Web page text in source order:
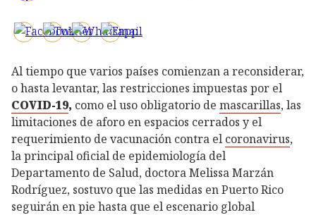
Al tiempo que varios países comienzan a reconsiderar,
o hasta levantar, las restricciones impuestas por el
COVID-19, como el uso obligatorio de mascarillas, las
limitaciones de aforo en espacios cerrados y el
requerimiento de vacunación contra el coronavirus,
la principal oficial de epidemiología del
Departamento de Salud, doctora Melissa Marzán
Rodríguez, sostuvo que las medidas en Puerto Rico
seguirán en pie hasta que el escenario global